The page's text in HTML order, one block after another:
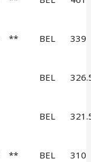
** BEL 339
BEL
BEL
** BEL 310